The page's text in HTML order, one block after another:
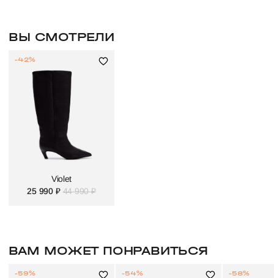
ВЫ СМОТРЕЛИ
Violet
25 990 ₽ 44 990 ₽
-42%
ВАМ МОЖЕТ ПОНРАВИТЬСЯ
-59% -54% -58%